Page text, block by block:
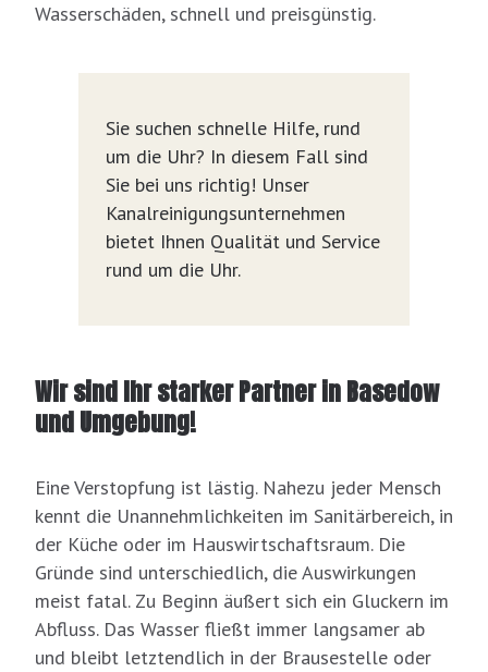
Wasserschäden, schnell und preisgünstig.
Sie suchen schnelle Hilfe, rund
um die Uhr? In diesem Fall sind
Sie bei uns richtig! Unser
Kanalreinigungsunternehmen
bietet Ihnen Qualität und Service
rund um die Uhr.
Wir sind Ihr starker Partner in Basedow
und Umgebung!
Eine Verstopfung ist lästig. Nahezu jeder Mensch
kennt die Unannehmlichkeiten im Sanitärbereich, in
der Küche oder im Hauswirtschaftsraum. Die
Gründe sind unterschiedlich, die Auswirkungen
meist fatal. Zu Beginn äußert sich ein Gluckern im
Abfluss. Das Wasser fließt immer langsamer ab
und bleibt letztendlich in der Brausestelle oder